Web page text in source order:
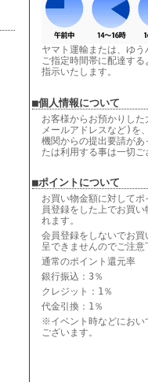
ヤマト運輸または、ゆう
ご指定時間帯に配達する
指示いたします。
■個人情報について
お客様からお預かりし
メールアドレスなど)を
機関からの提出要請があ
たは利用する事は一切ご
■ポイントについて
お買い物金額に対して
員登録をした上でお買
れます。
会員登録をしないでお
呈できませんのでご注意
通常のポイント還元率
銀行振込：3％
クレジット：1％
代金引換：1％
※イベント時などにおい
ございます。